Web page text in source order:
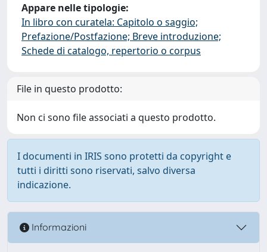
Appare nelle tipologie:
In libro con curatela: Capitolo o saggio;
Prefazione/Postfazione; Breve introduzione;
Schede di catalogo, repertorio o corpus
File in questo prodotto:
Non ci sono file associati a questo prodotto.
I documenti in IRIS sono protetti da copyright e
tutti i diritti sono riservati, salvo diversa
indicazione.
Informazioni